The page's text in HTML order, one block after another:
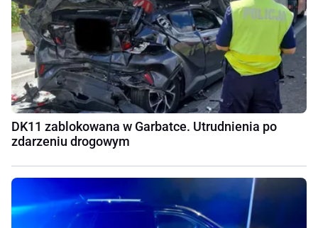
DK11 zablokowana w Garbatce. Utrudnienia po
zdarzeniu drogowym